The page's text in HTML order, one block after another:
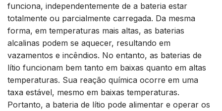
funciona, independentemente de a bateria estar
totalmente ou parcialmente carregada. Da mesma
forma, em temperaturas mais altas, as baterias
alcalinas podem se aquecer, resultando em
vazamentos e incêndios. No entanto, as baterias de
lítio funcionam bem tanto em baixas quanto em altas
temperaturas. Sua reação química ocorre em uma
taxa estável, mesmo em baixas temperaturas.
Portanto, a bateria de lítio pode alimentar e operar os